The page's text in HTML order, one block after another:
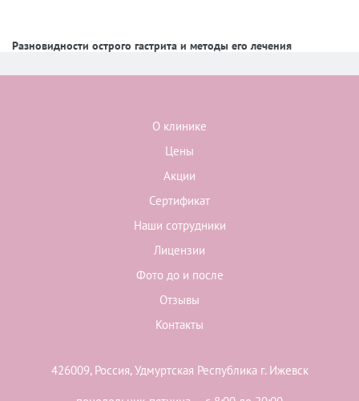
Разновидности острого гастрита и методы его лечения
О клинике
Цены
Акции
Сертификат
Наши сотрудники
Лицензии
Фото до и после
Отзывы
Контакты
426009, Россия, Удмуртская Республика г. Ижевск